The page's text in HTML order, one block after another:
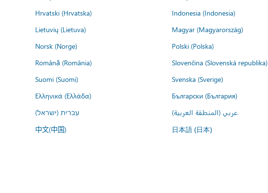
Hrvatski (Hrvatska)
Indonesia (Indonesia)
Lietuvių (Lietuva)
Magyar (Magyarország)
Norsk (Norge)
Polski (Polska)
Română (România)
Slovenčina (Slovenská republika)
Suomi (Suomi)
Svenska (Sverige)
Ελληνικά (Ελλάδα)
Български (България)
עברית (ישראל)
عربي (المنطقة العربية)
中文(中国) 日本語 (日本)